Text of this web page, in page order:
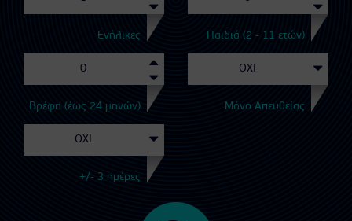
Ενήλικες Παιδιά (2 - 11 ετών)
Βρέφη (έως 24 μηνών) Μόνο Απευθείας
+/- 3 ημέρες